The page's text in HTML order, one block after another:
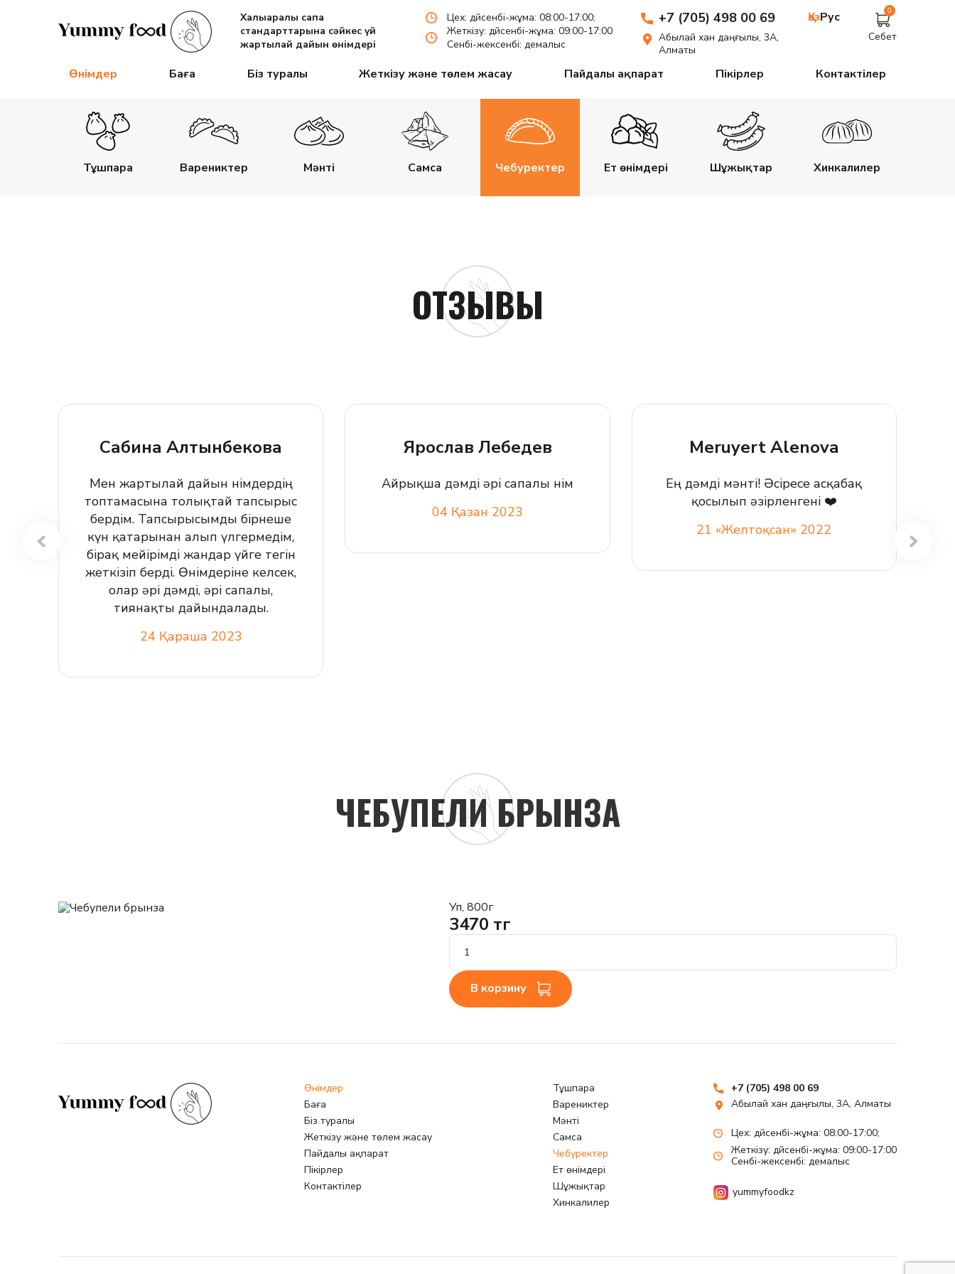
Халықаралық сапа
стандарттарына сәйкес үй
жартылай дайын өнімдері
Цех: дүйсенбі-жұма: 08:00-17:00;
Жеткізу: дүйсенбі-жұма: 09:00-17:00
Сенбі-жексенбі: демалыс
+7 (705) 498 00 69
Абылай хан даңғылы, 3А,
Алматы
ҚазРус 0
Себет
Өнімдер Баға Біз туралы Жеткізу және төлем жасау Пайдалы ақпарат Пікірлер Контактілер
Тұшпара Варениктер Мәнті Самса Чебуректер Ет өнімдері Шұжықтар Хинкалилер
ОТЗЫВЫ
Сабина Алтынбекова
Мен жартылай дайын өнімдердің
топтамасына толықтай тапсырыс
бердім. Тапсырысымды бірнеше
күн қатарынан алып үлгермедім,
бірақ мейірімді жандар үйге тегін
жеткізіп берді. Өнімдеріне келсек,
олар әрі дәмді, әрі сапалы,
тиянақты дайындалады.
24 Қараша 2023
Ярослав Лебедев
Айрықша дәмді әрі сапалы өнім
04 Қазан 2023
Meruyert Alenova
Ең дәмді мәнті! Әсіресе асқабақ
қосылып әзірленгені ❤️
21 «Желтоқсан» 2022
ЧЕБУПЕЛИ БРЫНЗА
Уп, 800г
3470 тг
В корзину
Өнімдер
Баға
Біз туралы
Жеткізу және төлем жасау
Пайдалы ақпарат
Пікірлер
Контактілер
Тұшпара
Варениктер
Мәнті
Самса
Чебуректер
Ет өнімдері
Шұжықтар
Хинкалилер
+7 (705) 498 00 69
Абылай хан даңғылы, 3А, Алматы
Цех: дүйсенбі-жұма: 08:00-17:00;
Жеткізу: дүйсенбі-жұма: 09:00-17:00
Сенбі-жексенбі: демалыс
yummyfoodkz